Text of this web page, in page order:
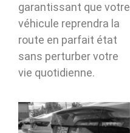
garantissant que votre
véhicule reprendra la
route en parfait état
sans perturber votre
vie quotidienne.